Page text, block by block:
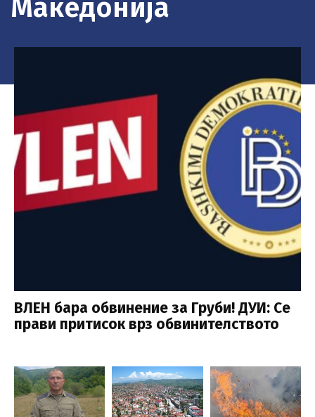
Македонија
ВЛЕН бара обвинение за Груби! ДУИ: Се
прави притисок врз обвинителството